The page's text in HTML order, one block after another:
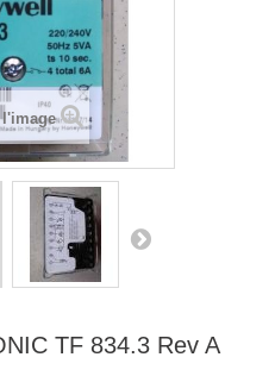
TF 834.3 Rev A